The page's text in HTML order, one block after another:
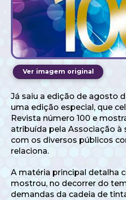
Ver imagem original
Já saiu a edição de agosto
uma edição especial, que
Revista número 100 e
atribuída pela Associação à
com os diversos públicos
relaciona.
A matéria principal detalha
mostrou, no decorrer do
demandas da cadeia de